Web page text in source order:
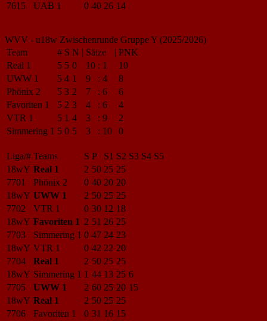
7615
UAB 1 0 40 26 14
WVV - u18w Zwischenrunde Gruppe Y (2025/2026)
Team
# S N | Sätze | PNK
Real 1
5 5 0 10 : 1
10
UWW 1
5 4 1 9 : 4
8
Phönix 2
5 3 2 7 : 6
6
Favoriten 1
5 2 3 4 : 6
4
VTR 1
5 1 4 3 : 9
2
Simmering 1 5 0 5 3 : 10 0
Liga/# Teams S P S1 S2 S3 S4 S5
18wY Real 1 2 50 25 25
7701
Phönix 2 0 40 20 20
18wY UWW 1 2 50 25 25
7702
VTR 1 0 30 12 18
18wY Favoriten 1 2 51 26 25
7703
Simmering 1 0 47 24 23
18wY VTR 1 0 42 22 20
7704
Real 1 2 50 25 25
18wY Simmering 1 1 44 13 25 6
7705
UWW 1 2 60 25 20 15
18wY Real 1 2 50 25 25
7706
Favoriten 1 0 31 16 15